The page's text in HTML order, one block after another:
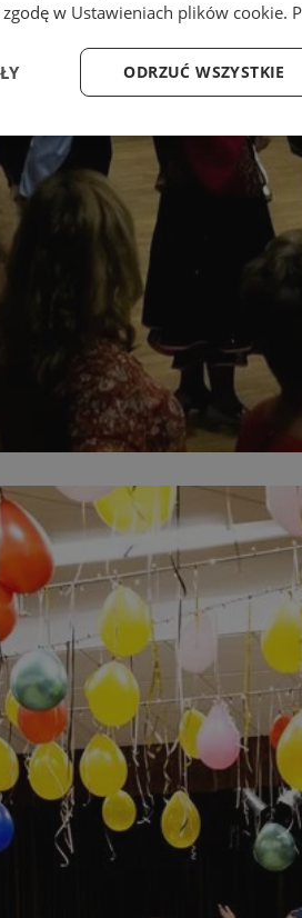
w Ustawieniach plików cookie.
ODRZUĆ WSZYSTKIE
Wydajność Targetowanie
korzystanie z podstawowych funkcji
plików cookie nie można prawidłowo
Provider Domena
Okres
przechowywania
piekaryslaskie.com.pl 1 rok
piekaryslaskie.com.pl 1 rok
YouTube
.youtube.com
5 miesięcy 4
tygodnie
NGINX Inc.
bh.contextweb.com
Sesja
CookieScript
piekaryslaskie.com.pl
4 tygodnie 2 dni
Privacy Policy